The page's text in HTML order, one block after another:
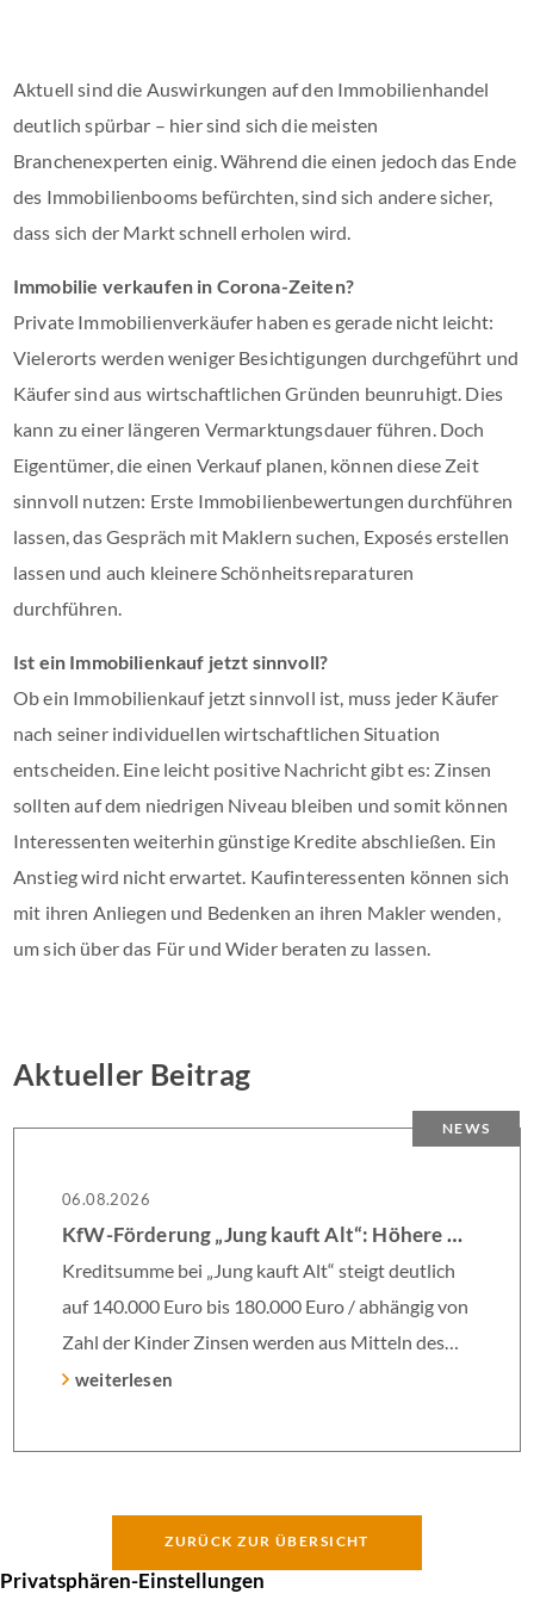
Aktuell sind die Auswirkungen auf den Immobilienhandel
deutlich spürbar – hier sind sich die meisten
Branchenexperten einig. Während die einen jedoch das Ende
des Immobilienbooms befürchten, sind sich andere sicher,
dass sich der Markt schnell erholen wird.
Immobilie verkaufen in Corona-Zeiten?
Private Immobilienverkäufer haben es gerade nicht leicht:
Vielerorts werden weniger Besichtigungen durchgeführt und
Käufer sind aus wirtschaftlichen Gründen beunruhigt. Dies
kann zu einer längeren Vermarktungsdauer führen. Doch
Eigentümer, die einen Verkauf planen, können diese Zeit
sinnvoll nutzen: Erste Immobilienbewertungen durchführen
lassen, das Gespräch mit Maklern suchen, Exposés erstellen
lassen und auch kleinere Schönheitsreparaturen
durchführen.
Ist ein Immobilienkauf jetzt sinnvoll?
Ob ein Immobilienkauf jetzt sinnvoll ist, muss jeder Käufer
nach seiner individuellen wirtschaftlichen Situation
entscheiden. Eine leicht positive Nachricht gibt es: Zinsen
sollten auf dem niedrigen Niveau bleiben und somit können
Interessenten weiterhin günstige Kredite abschließen. Ein
Anstieg wird nicht erwartet. Kaufinteressenten können sich
mit ihren Anliegen und Bedenken an ihren Makler wenden,
um sich über das Für und Wider beraten zu lassen.
Aktueller Beitrag
NEWS
06.08.2026
KfW-Förderung „Jung kauft Alt“: Höhere Kredite ab August 2026
Kreditsumme bei „Jung kauft Alt“ steigt deutlich
auf 140.000 Euro bis 180.000 Euro / abhängig von
Zahl der Kinder Zinsen werden aus Mitteln des
Bundes verbilligt: Heutiger Zins bei 0,53 Prozent
Zinsbindung Antragstellende verpflichten sich zu
Förderzusage / Sanierung in Einzelmaßnahmen
weiterlesen
ZURÜCK ZUR ÜBERSICHT